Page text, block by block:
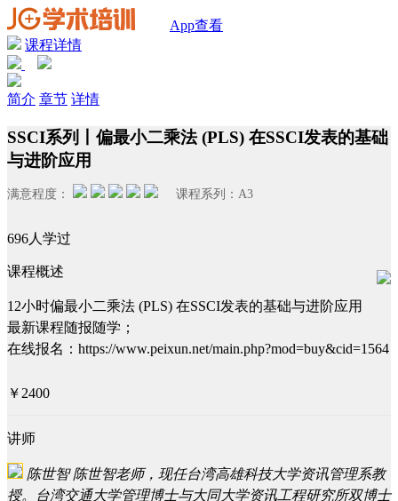
App查看
课程详情
简介 章节 详情
SSCI系列丨偏最小二乘法 (PLS) 在SSCI发表的基础
与进阶应用
满意程度： 课程系列： A3
696人学过
课程概述
12小时偏最小二乘法 (PLS) 在SSCI发表的基础与进阶应用
最新课程随报随学；
在线报名：https://www.peixun.net/main.php?mod=buy&cid=1564
￥2400
讲师
陈世智 陈世智老师，现任台湾高雄科技大学资讯管理系教
授。台湾交通大学管理博士与大同大学资讯工程研究所双博士